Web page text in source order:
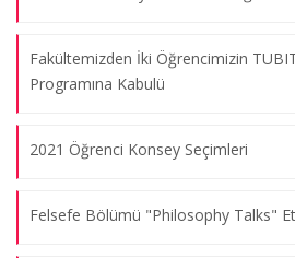
Fakültemizden İki Öğrencimizin
Programına Kabulü
2021 Öğrenci Konsey Seçimleri
Felsefe Bölümü "Philosophy Talks"